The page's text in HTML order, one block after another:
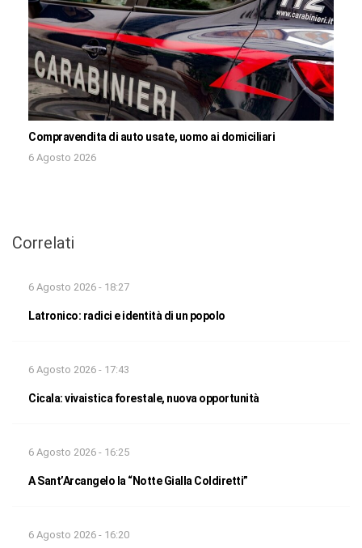
Compravendita di auto usate, uomo ai domiciliari
6 Agosto 2026
Correlati
6 Agosto 2026 - 18:27
Latronico: radici e identità di un popolo
6 Agosto 2026 - 17:43
Cicala: vivaistica forestale, nuova opportunità
6 Agosto 2026 - 16:25
A Sant’Arcangelo la “Notte Gialla Coldiretti”
6 Agosto 2026 - 16:20